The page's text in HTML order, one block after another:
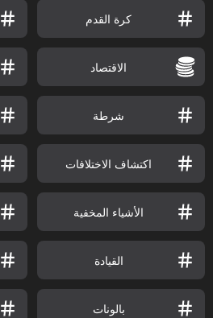
كرة القدم
الاقتصاد
شرطة
اكتشاف الاختلافات
الأشياء المخفية
القيادة
بالونات